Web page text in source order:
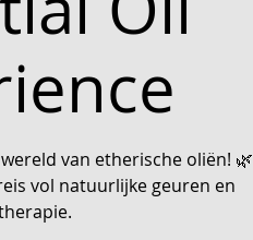
van etherische oliën! 🌿
vol natuurlijke geuren en